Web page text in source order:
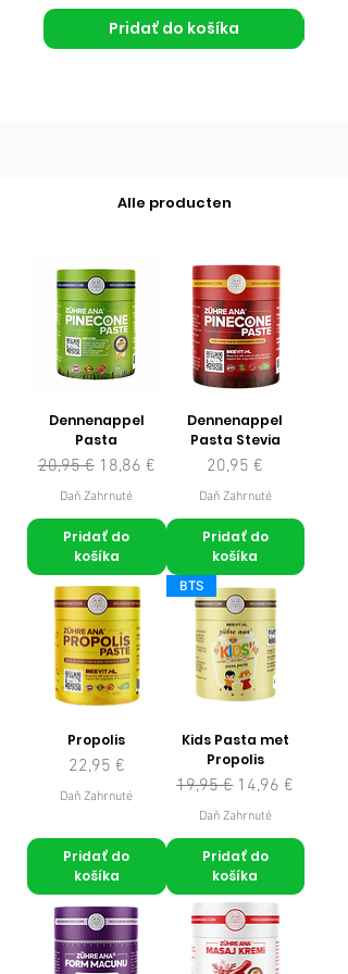
Pridať do košíka
Alle producten
Dennenappel
Pasta
Normálna cena
20,95 € Zľavnená cena
18,86 €
Daň Zahrnuté
Pridať do
košíka
Dennenappel
Pasta Stevia
Cena
20,95 €
Daň Zahrnuté
Pridať do
košíka
Propolis
Cena
22,95 €
Daň Zahrnuté
Pridať do
košíka
BTS
Kids Pasta met
Propolis
Normálna cena
19,95 € Zľavnená cena
14,96 €
Daň Zahrnuté
Pridať do
košíka